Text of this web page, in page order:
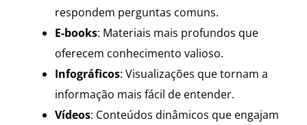
respondem perguntas comuns.
E-books: Materiais mais profundos que
oferecem conhecimento valioso.
Infográficos: Visualizações que tornam a
informação mais fácil de entender.
Vídeos: Conteúdos dinâmicos que engajam